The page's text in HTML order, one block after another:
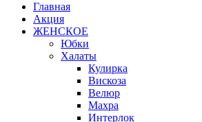
Главная
Акция
ЖЕНСКОЕ
Юбки
Халаты
Кулирка
Вискоза
Велюр
Махра
Интерлок